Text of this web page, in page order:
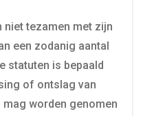
niet tezamen met zijn
een zodanig aantal
statuten is bepaald
of ontslag van
worden genomen